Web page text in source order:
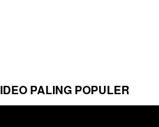
PALING POPULER